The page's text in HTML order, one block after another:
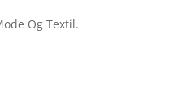
Og Textil.